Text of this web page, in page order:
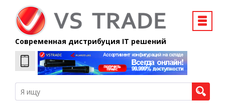
Современная дистрибуция IT решений